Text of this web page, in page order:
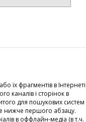
їх фрагментів в Інтернеті
каналів і сторінок в
для пошукових систем
нижче першого абзацу.
в оффлайн-медіа (в т.ч.